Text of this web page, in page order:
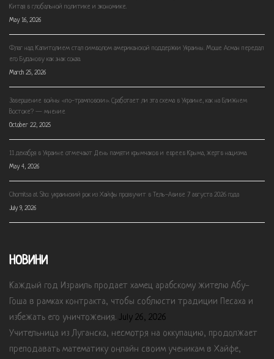
Китая в глобальной политике и экономике.
May 16, 2026
Флаг над Капитолием стал символом американской поддержки Украины. Моше Асман передал
его Буданову как знак союза.
March 25, 2026
Завершение войны «по-трамповски». Сработает ли эта схема в Украине, как на Ближнем
Востоке? — мнение
October 22, 2025
11 декабря в Украине отмечают День памяти крымчаков и евреев Крыма, жертв нацизма.
May 4, 2026
Chornitsa at Sho: украинский рок из Хайфы прозвучит в Тель-Авиве 7 августа 2026 года
July 9, 2026
НОВИНИ
Каждый год Израиль продает хамец арабскому жителю Абу-
Гоша в рамках контракта, чтобы соблюсти традиции Песаха и
избежать его уничтожения. July 26, 2026
Учительница из Луганска, несмотря на оккупацию, продолжает
преподавать математику онлайн своим ученикам в Хайфе,